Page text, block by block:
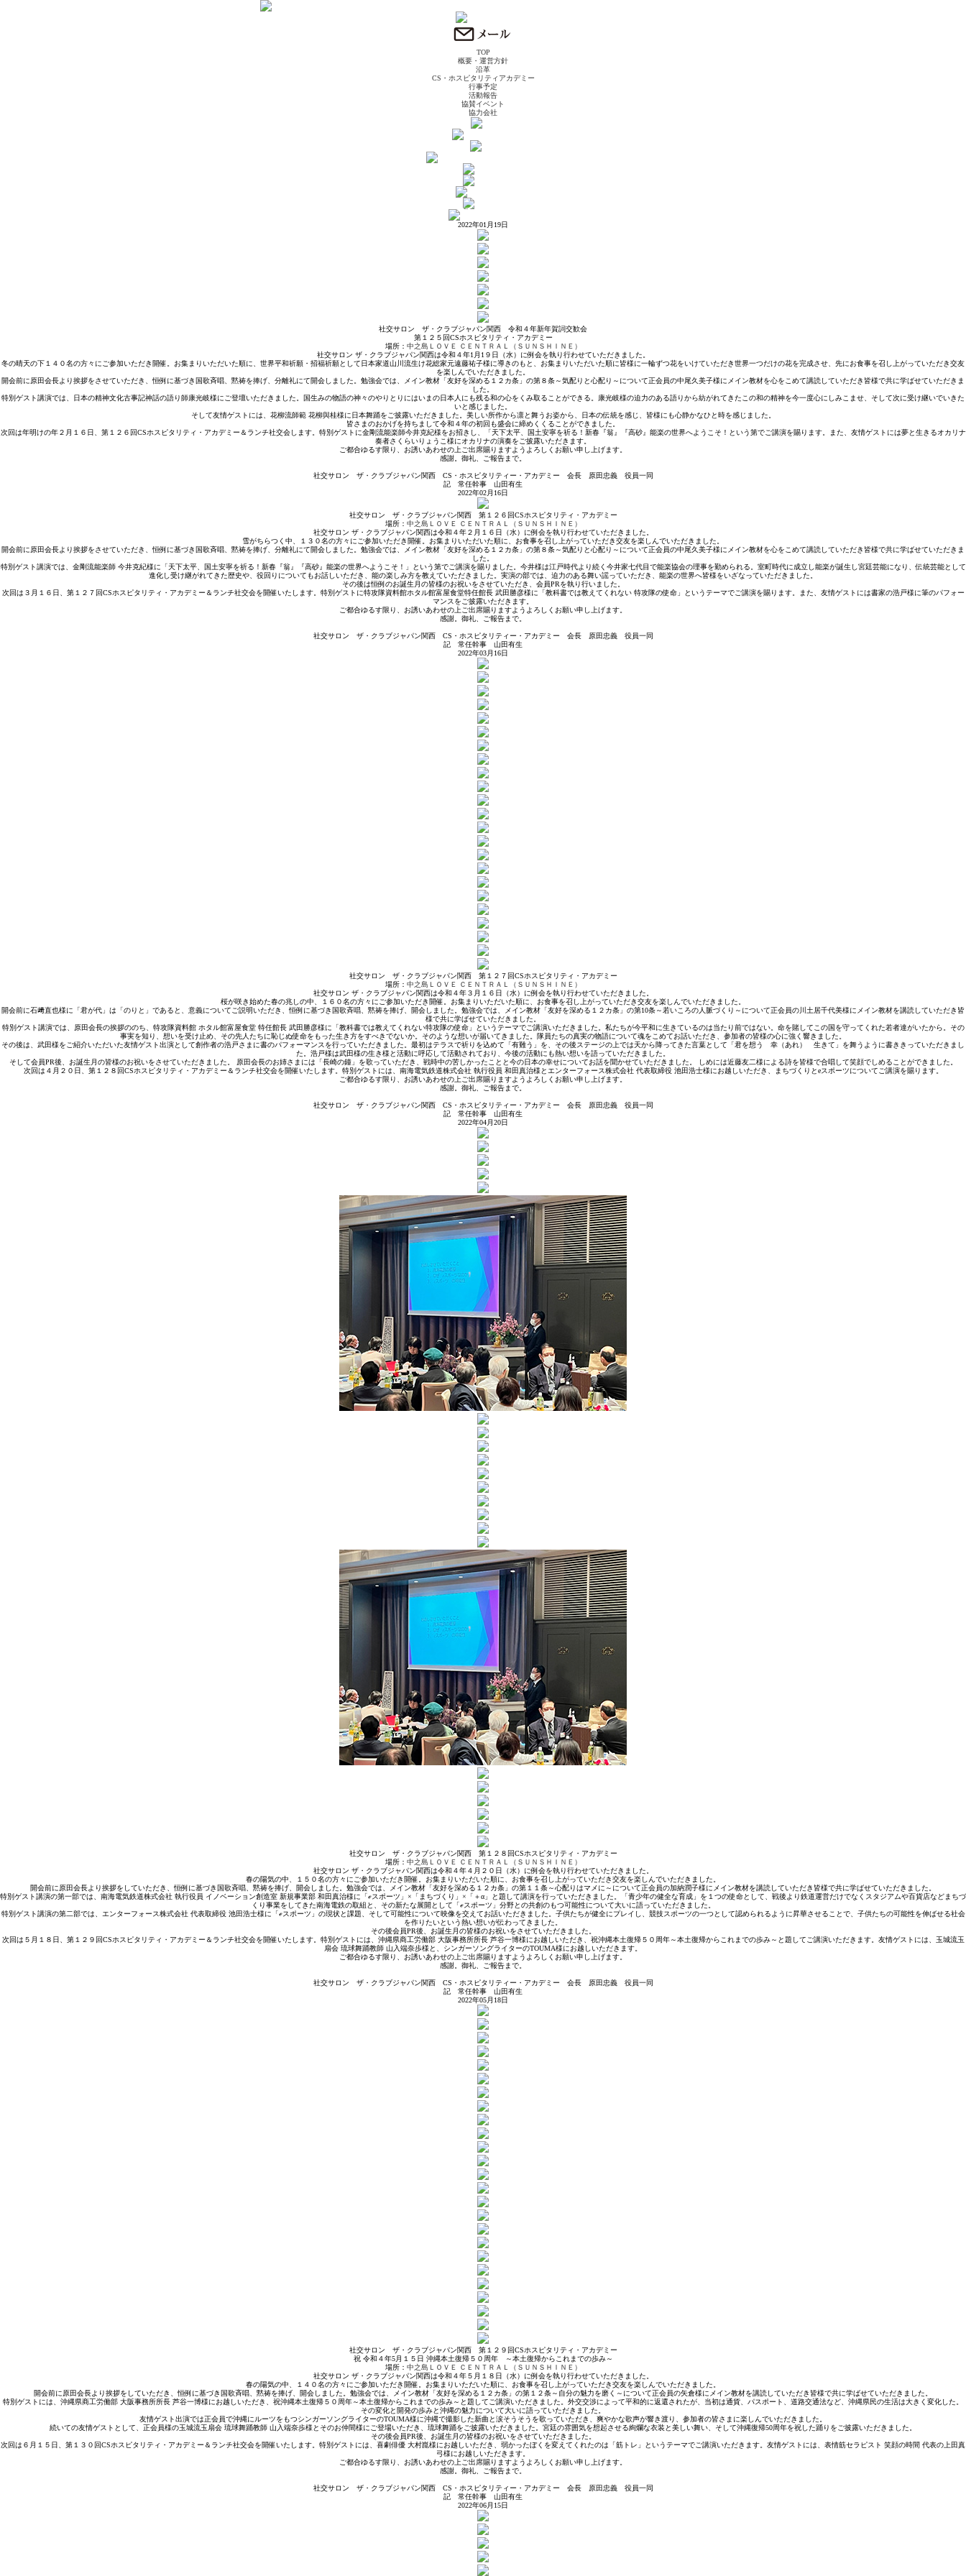
TOP
概要・運営方針
沿革
CS・ホスピタリティアカデミー
行事予定
活動報告
協賛イベント
協力会社
2022年01月19日
社交サロン ザ・クラブジャパン関西 令和４年新年賀詞交歓会
第１２５回CSホスピタリティ・アカデミー
場所： 中之島ＬＯＶＥ ＣＥＮＴＲＡＬ（ＳＵＮＳＨＩＮＥ）
社交サロン ザ・クラブジャパン関西は令和４年1月1９日（水）に例会を執り行わせていただきました。
冬の晴天の下１４０名の方々にご参加いただき開催。お集まりいただいた順に、世界平和祈願・招福祈願として日本家道山川流生け花総家元遠藤祐子様に導きのもと、お集まりいただいた順に皆様に一輪ずつ花をいけていただき世界一つだけの花を完成させ、先にお食事を召し上がっていただき交友
を楽しんでいただきました。
開会前に原田会長より挨拶をさせていただき、恒例に基づき国歌斉唱、黙祷を捧げ、分離礼にて開会しました。勉強会では、メイン教材「友好を深める１２カ条」の第８条～気配りと心配り～について正会員の中尾久美子様にメイン教材を心をこめて講読していただき皆様で共に学ばせていただきま
した。
特別ゲスト講演では、日本の精神文化古事記神話の語り師康光岐様にご登壇いただきました。国生みの物語の神々のやりとりにはいまの日本人にも残る和の心をくみ取ることができる。康光岐様の迫力のある語りから紡がれてきたこの和の精神を今一度心にしみこませ、そして次に受け継いでいきた
いと感じました。
そして友情ゲストには、花柳流師範 花柳與桂様に日本舞踊をご披露いただきました。美しい所作から凛と舞うお姿から、日本の伝統を感じ、皆様にも心静かなひと時を感じました。
皆さまのおかげを持ちまして令和４年の初回も盛会に締めくくることができました。
次回は年明けの年２月１６日、第１２６回CSホスピタリティ・アカデミー＆ランチ社交会します。特別ゲストに金剛流能楽師今井克紀様をお招きし、「天下太平、国土安寧を祈る！新春『翁』『高砂』能楽の世界へようこそ！という第でご講演を賜ります。また、友情ゲストには夢と生きるオカリナ
奏者さくらいりょうこ様にオカリナの演奏をご披露いただきます。
ご都合ゆるす限り、お誘いあわせの上ご出席賜りますようよろしくお願い申し上げます。
感謝。御礼、ご報告まで。
社交サロン ザ・クラブジャパン関西 CS・ホスピタリティー・アカデミー 会長 原田忠義 役員一同
記 常任幹事 山田有生
2022年02月16日
社交サロン ザ・クラブジャパン関西 第１２６回CSホスピタリティ・アカデミー
場所： 中之島ＬＯＶＥ ＣＥＮＴＲＡＬ（ＳＵＮＳＨＩＮＥ）
社交サロン ザ・クラブジャパン関西は令和４年２月１６日（水）に例会を執り行わせていただきました。
雪がちらつく中、１３０名の方々にご参加いただき開催。お集まりいただいた順に、お食事を召し上がっていただき交友を楽しんでいただきました。
開会前に原田会長より挨拶をさせていただき、恒例に基づき国歌斉唱、黙祷を捧げ、分離礼にて開会しました。勉強会では、メイン教材「友好を深める１２カ条」の第８条～気配りと心配り～について正会員の中尾久美子様にメイン教材を心をこめて講読していただき皆様で共に学ばせていただきま
した。
特別ゲスト講演では、金剛流能楽師 今井克紀様に「天下太平、国土安寧を祈る！新春『翁』『高砂』能楽の世界へようこそ！」という第でご講演を賜りました。今井様は江戸時代より続く今井家七代目で能楽協会の理事を勤められる。室町時代に成立し能楽が誕生し宮廷芸能になり、伝統芸能として
進化し受け継がれてきた歴史や、役回りについてもお話しいただき、能の楽しみ方を教えていただきました。実演の部では、迫力のある舞い謡っていただき、能楽の世界へ皆様をいざなっていただきました。
その後は恒例のお誕生月の皆様のお祝いをさせていただき、会員PRを執り行いました。
次回は３月１６日、第１２７回CSホスピタリティ・アカデミー＆ランチ社交会を開催いたします。特別ゲストに特攻隊資料館ホタル館富屋食堂特任館長 武田勝彦様に「教科書では教えてくれない 特攻隊の使命」というテーマでご講演を賜ります。また、友情ゲストには書家の浩戸様に筆のパフォー
マンスをご披露いただきます。
ご都合ゆるす限り、お誘いあわせの上ご出席賜りますようよろしくお願い申し上げます。
感謝。御礼、ご報告まで。
社交サロン ザ・クラブジャパン関西 CS・ホスピタリティー・アカデミー 会長 原田忠義 役員一同
記 常任幹事 山田有生
2022年03月16日
社交サロン ザ・クラブジャパン関西 第１２７回CSホスピタリティ・アカデミー
場所： 中之島ＬＯＶＥ ＣＥＮＴＲＡＬ（ＳＵＮＳＨＩＮＥ）
社交サロン ザ・クラブジャパン関西は令和４年３月１６日（水）に例会を執り行わせていただきました。
桜が咲き始めた春の兆しの中、１６０名の方々にご参加いただき開催。お集まりいただいた順に、お食事を召し上がっていただき交友を楽しんでいただきました。
開会前に石﨑直也様に「君が代」は「のりと」であると、意義についてご説明いただき、恒例に基づき国歌斉唱、黙祷を捧げ、開会しました。勉強会では、メイン教材「友好を深める１２カ条」の第10条～若いころの人脈づくり～について正会員の川土居千代美様にメイン教材を講読していただき皆
様で共に学ばせていただきました。
特別ゲスト講演では、原田会長の挨拶ののち、特攻隊資料館 ホタル館富屋食堂 特任館長 武田勝彦様に「教科書では教えてくれない特攻隊の使命」というテーマでご講演いただきました。私たちが今平和に生きているのは当たり前ではない。命を賭してこの国を守ってくれた若者達がいたから。その
事実を知り、想いを受け止め、その先人たちに恥じぬ使命をもった生き方をすべきでないか。そのような想いが届いてきました。隊員たちの真実の物語について魂をこめてお話いただき、参加者の皆様の心に強く響きました。
その後は、武田様をご紹介いただいた友情ゲスト出演として創作者の浩戸さまに書のパフォーマンスを行っていただきました。最初はテラスで祈りを込めて「有難う」を、その後ステージの上では天から降ってきた言葉として「君を想う 幸（あれ） 生きて」を舞うように書ききっていただきまし
た。浩戸様は武田様の生き様と活動に呼応して活動されており、今後の活動にも熱い想いを語っていただきました。
そして会員PR後、お誕生月の皆様のお祝いをさせていただきました。 原田会長のお姉さまには「長崎の鐘」を歌っていただき、戦時中の苦しかったことと今の日本の幸せについてお話を聞かせていただきました。 しめには近藤友二様による詩を皆様で合唱して笑顔でしめることができました。
次回は４月２０日、第１２８回CSホスピタリティ・アカデミー＆ランチ社交会を開催いたします。特別ゲストには、南海電気鉄道株式会社 執行役員 和田真治様とエンターフォース株式会社 代表取締役 池田浩士様にお越しいただき、まちづくりとeスポーツについてご講演を賜ります。
ご都合ゆるす限り、お誘いあわせの上ご出席賜りますようよろしくお願い申し上げます。
感謝。御礼、ご報告まで。
社交サロン ザ・クラブジャパン関西 CS・ホスピタリティー・アカデミー 会長 原田忠義 役員一同
記 常任幹事 山田有生
2022年04月20日
社交サロン ザ・クラブジャパン関西 第１２８回CSホスピタリティ・アカデミー
場所： 中之島ＬＯＶＥ ＣＥＮＴＲＡＬ（ＳＵＮＳＨＩＮＥ）
社交サロン ザ・クラブジャパン関西は令和４年４月２０日（水）に例会を執り行わせていただきました。
春の陽気の中、１５０名の方々にご参加いただき開催。お集まりいただいた順に、お食事を召し上がっていただき交友を楽しんでいただきました。
開会前に原田会長より挨拶をしていただき、恒例に基づき国歌斉唱、黙祷を捧げ、開会しました。勉強会では、メイン教材「友好を深める１２カ条」の第１１条～心配りはマメに～について正会員の加納潤子様にメイン教材を講読していただき皆様で共に学ばせていただきました。
特別ゲスト講演の第一部では、南海電気鉄道株式会社 執行役員 イノベーション創造室 新規事業部 和田真治様に「ℯスポーツ」×「まちづくり」×「＋α」と題して講演を行っていただきました。「青少年の健全な育成」を１つの使命として、戦後より鉄道運営だけでなくスタジアムや百貨店などまちづ
くり事業をしてきた南海電鉄の取組と、その新たな展開として「ℯスポーツ」分野との共創のもつ可能性について大いに語っていただきました。
特別ゲスト講演の第二部では、エンターフォース株式会社 代表取締役 池田浩士様に「ℯスポーツ」の現状と課題、そして可能性について映像を交えてお話いただきました。子供たちが健全にプレイし、競技スポーツの一つとして認められるように昇華させることで、子供たちの可能性を伸ばせる社会
を作りたいという熱い想いが伝わってきました。
その後会員PR後、お誕生月の皆様のお祝いをさせていただきました。
次回は５月１８日、第１２９回CSホスピタリティ・アカデミー＆ランチ社交会を開催いたします。特別ゲストには、沖縄県商工労働部 大阪事務所所長 芦谷一博様にお越しいただき、祝沖縄本土復帰５０周年～本土復帰からこれまでの歩み～と題してご講演いただきます。友情ゲストには、玉城流玉
扇会 琉球舞踊教師 山入端奈歩様と、シンガーソングライターのTOUMA様にお越しいただきます。
ご都合ゆるす限り、お誘いあわせの上ご出席賜りますようよろしくお願い申し上げます。
感謝。御礼、ご報告まで。
社交サロン ザ・クラブジャパン関西 CS・ホスピタリティー・アカデミー 会長 原田忠義 役員一同
記 常任幹事 山田有生
2022年05月18日
社交サロン ザ・クラブジャパン関西 第１２９回CSホスピタリティ・アカデミー
祝 令和４年5月１５日 沖縄本土復帰５０周年 ～本土復帰からこれまでの歩み～
場所： 中之島ＬＯＶＥ ＣＥＮＴＲＡＬ（ＳＵＮＳＨＩＮＥ）
社交サロン ザ・クラブジャパン関西は令和４年５月１８日（水）に例会を執り行わせていただきました。
春の陽気の中、１４０名の方々にご参加いただき開催。お集まりいただいた順に、お食事を召し上がっていただき交友を楽しんでいただきました。
開会前に原田会長より挨拶をしていただき、恒例に基づき国歌斉唱、黙祷を捧げ、開会しました。勉強会では、メイン教材「友好を深める１２カ条」の第１２条～自分の魅力を磨く～について正会員の矢倉様にメイン教材を講読していただき皆様で共に学ばせていただきました。
特別ゲストには、沖縄県商工労働部 大阪事務所所長 芦谷一博様にお越しいただき、祝沖縄本土復帰５０周年～本土復帰からこれまでの歩み～と題してご講演いただきました。外交交渉によって平和的に返還されたが、当初は通貨、パスポート、道路交通法など、沖縄県民の生活は大きく変化した。
その変化と開発の歩みと沖縄の魅力について大いに語っていただきました。
友情ゲスト出演では正会員で沖縄にルーツをもつシンガーソングライターのTOUMA様に沖縄で撮影した新曲と涙そうそうを歌っていただき、爽やかな歌声が響き渡り、参加者の皆さまに楽しんでいただきました。
続いての友情ゲストとして、正会員様の玉城流玉扇会 琉球舞踊教師 山入端奈歩様とそのお仲間様にご登場いただき、琉球舞踊をご披露いただきました。宮廷の雰囲気を想起させる絢爛な衣装と美しい舞い、そして沖縄復帰50周年を祝した踊りをご披露いただきました。
その後会員PR後、お誕生月の皆様のお祝いをさせていただきました。
次回は６月１５日、第１３０回CSホスピタリティ・アカデミー＆ランチ社交会を開催いたします。特別ゲストには、喜劇俳優 大村崑様にお越しいただき、弱かったぼくを変えてくれたのは「筋トレ」というテーマでご講演いただきます。友情ゲストには、表情筋セラピスト 笑顔の時間 代表の上田真
弓様にお越しいただきます。
ご都合ゆるす限り、お誘いあわせの上ご出席賜りますようよろしくお願い申し上げます。
感謝。御礼、ご報告まで。
社交サロン ザ・クラブジャパン関西 CS・ホスピタリティー・アカデミー 会長 原田忠義 役員一同
記 常任幹事 山田有生
2022年06月15日